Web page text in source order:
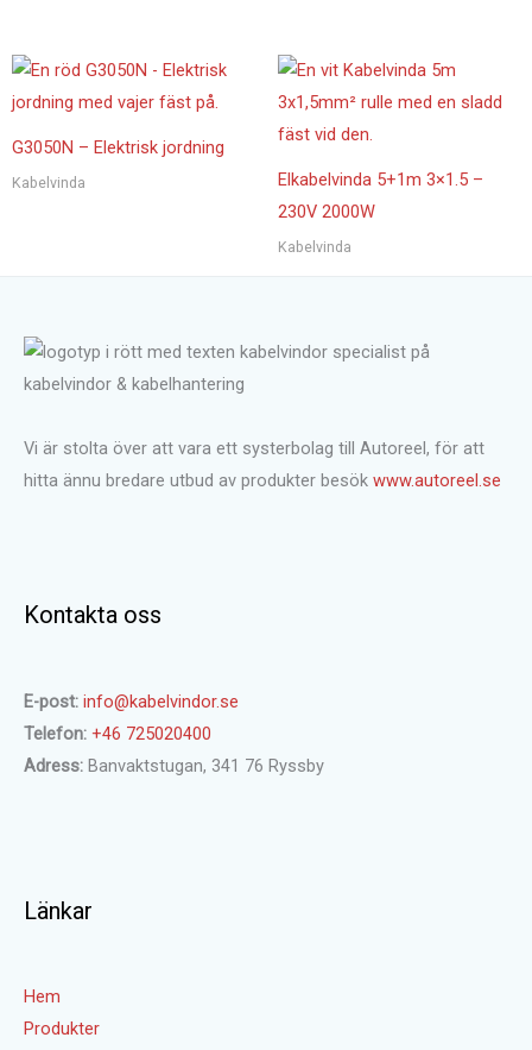
G3050N – Elektrisk jordning
Kabelvinda
Elkabelvinda 5+1m 3×1.5 –
230V 2000W
Kabelvinda
Vi är stolta över att vara ett systerbolag till Autoreel, för att
hitta ännu bredare utbud av produkter besök www.autoreel.se
Kontakta oss
E-post: info@kabelvindor.se
Telefon: +46 725020400
Adress: Banvaktstugan, 341 76 Ryssby
Länkar
Hem
Produkter